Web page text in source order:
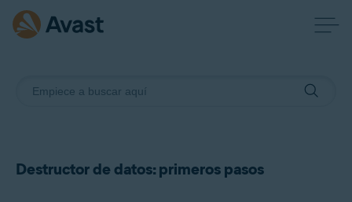
Destructor de datos: primeros pasos